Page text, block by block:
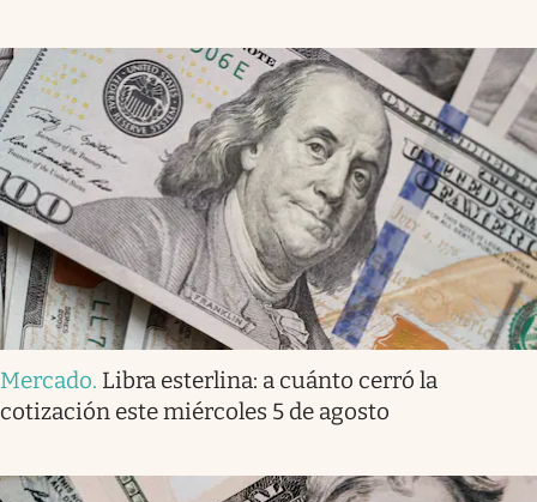
Mercado. Libra esterlina: a cuánto cerró la
cotización este miércoles 5 de agosto